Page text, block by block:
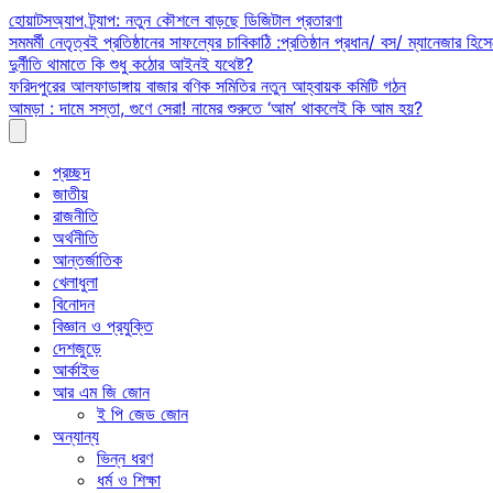
Skip
to
content
হোয়াটসঅ্যাপ ট্র্যাপ: নতুন কৌশলে বাড়ছে ডিজিটাল প্রতারণা
সমমর্মী নেতৃত্বই প্রতিষ্ঠানের সাফল্যের চাবিকাঠি :প্রতিষ্ঠান প্রধান/ বস/ ম্যানেজার
দুর্নীতি থামাতে কি শুধু কঠোর আইনই যথেষ্ট?
ফরিদপুরের আলফাডাঙ্গায় বাজার বণিক সমিতির নতুন আহ্বায়ক কমিটি গঠন
আমড়া : দামে সস্তা, গুণে সেরা! নামের শুরুতে ‘আম’ থাকলেই কি আম হয়?
প্রচ্ছদ
জাতীয়
রাজনীতি
অর্থনীতি
আন্তর্জাতিক
খেলাধুলা
বিনোদন
বিজ্ঞান ও প্রযুক্তি
দেশজুড়ে
আর্কাইভ
আর এম জি জোন
ই পি জেড জোন
অন্যান্য
ভিন্ন ধরণ
ধর্ম ও শিক্ষা